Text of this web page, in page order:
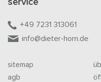
service
+49 7231 313061
info@dieter-horn.de
sitemap
agb